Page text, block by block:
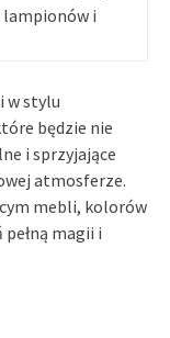
lampionów i
w stylu
będzie nie
i sprzyjające
atmosferze.
mebli, kolorów
magii i